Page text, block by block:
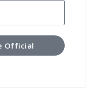
Official